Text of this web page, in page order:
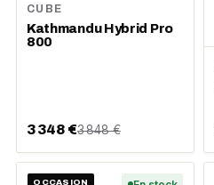
CUBE
Kathmandu Hybrid Pro
800
3 348 €3 848 €
OCCASION